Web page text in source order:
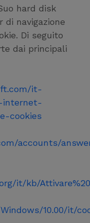
hard disk
di navigazione
Di seguito
dai principali
it-
internet-
cookies
accounts/
it/kb/
10.00/it/